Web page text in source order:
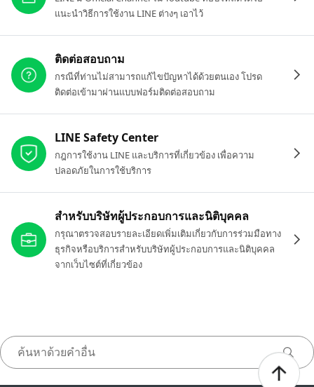
แนะนำวิธีการใช้งาน LINE ต่างๆ เอาไว้
ติดต่อสอบถาม
กรณีที่ท่านไม่สามารถแก้ไขปัญหาได้ด้วยตนเอง โปรด
ติดต่อเข้ามาผ่านแบบฟอร์มติดต่อสอบถาม
LINE Safety Center
กฎการใช้งาน LINE และบริการที่เกี่ยวข้อง เพื่อความ
ปลอดภัยในการใช้บริการ
สำหรับบริษัทผู้ประกอบการและนิติบุคคล
กรุณาตรวจสอบรายละเอียดเพิ่มเติมเกี่ยวกับการร่วมมือทาง
ธุรกิจหรือบริการสำหรับบริษัทผู้ประกอบการและนิติบุคคล
จากเว็บไซต์ที่เกี่ยวข้อง